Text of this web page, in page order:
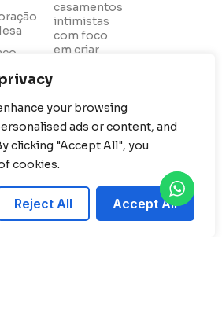
your browsing
ads or content, and
clicking "Accept All", you
cookies.
Reject All Accept All
de
casamentos
intimistas
com foco
em criar
equipe
apaixonada
pela arte
de decorar
e realizar
dos
nossos
casais